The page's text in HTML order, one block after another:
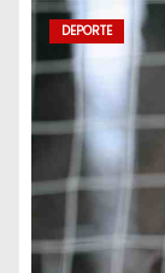
n
t
r
a
d
DEPORTE